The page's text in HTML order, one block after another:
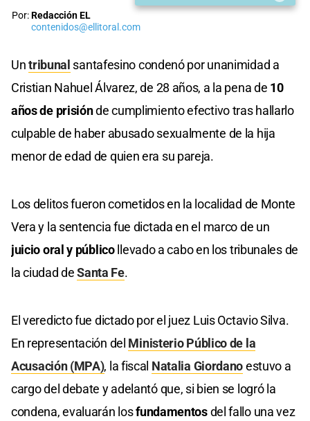
Por:Redacción EL
contenidos@ellitoral.com
Untribunal santafesino condenó por unanimidad a
Cristian Nahuel Álvarez, de 28 años, a la pena de 10
años de prisiónde cumplimiento efectivo tras hallarlo
culpable de haber abusado sexualmente de la hija
menor de edad de quien era su pareja.
Los delitos fueron cometidos en la localidad de Monte
Vera y la sentencia fue dictada en el marco de un
juicio oral y públicollevado a cabo en los tribunales de
la ciudad deSanta Fe.
El veredicto fue dictado por el juez Luis Octavio Silva.
En representación del Ministerio Público de la
Acusación (MPA), la fiscal Natalia Giordanoestuvo a
cargo del debate y adelantó que, si bien se logró la
condena, evaluarán losfundamentosdel fallo una vez